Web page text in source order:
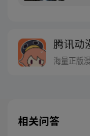
漫
腾讯动
海量正版
相关问答